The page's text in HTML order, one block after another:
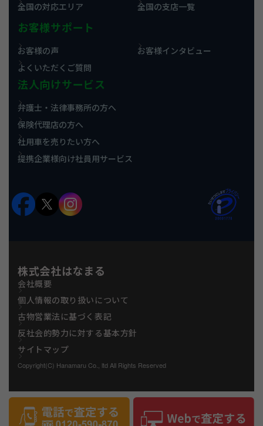
全国の対応エリア 全国の支店一覧
お客様サポート
お客様の声
お客様インタビュー
よくいただくご質問
法人向けサービス
弁護士・法律事務所の方へ
保険代理店の方へ
社用車を売りたい方へ
提携企業様向け社員用サービス
株式会社はなまる
会社概要
個人情報の取り扱いについて
古物営業法に基づく表記
反社会的勢力に対する基本方針
サイトマップ
Copyright(C) Hanamaru Co., ltd All Rights Reserved